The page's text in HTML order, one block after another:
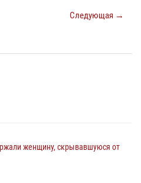
Следующая →
женщину, скрывавшуюся от